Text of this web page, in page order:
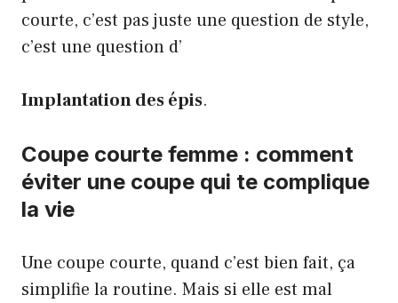
courte, c’est pas juste une question de style,
c’est une question d’
Implantation des épis.
Coupe courte femme : comment
éviter une coupe qui te complique
la vie
Une coupe courte, quand c’est bien fait, ça
simplifie la routine. Mais si elle est mal